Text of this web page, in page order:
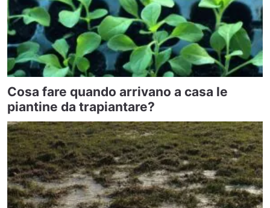
Cosa fare quando arrivano a casa le
piantine da trapiantare?